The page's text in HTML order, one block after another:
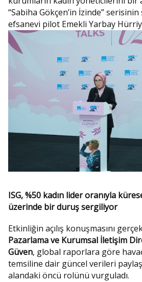
“Sabiha Gökçen’in İzinde”
efsanevi pilot Emekli Yarbay
ISG, %50 kadın lider oranıyla
üzerinde bir duruş sergiliyor
Etkinliğin açılış konuşmasını
Pazarlama ve Kurumsal İletişim
Güven, global raporlara göre
temsiline dair güncel verileri
alandaki öncü rolünü vurguladı.